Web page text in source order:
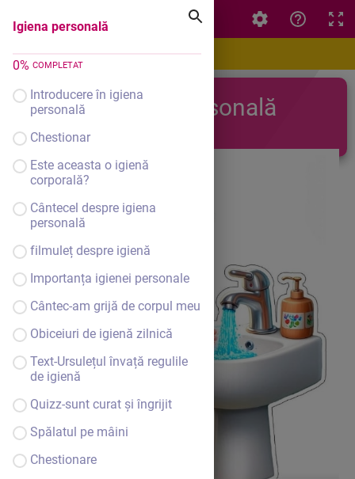
Igiena personală
0% COMPLETAT
Introducere în igiena
personală
Chestionar
Este aceasta o igienă
corporală?
Cântecel despre igiena
personală
filmuleț despre igienă
Importanța igienei personale
Cântec-am grijă de corpul meu
Obiceiuri de igienă zilnică
Text-Ursulețul învață regulile
de igienă
Quizz-sunt curat și îngrijit
Spălatul pe mâini
Chestionare
Igiena personală
Igiena personală